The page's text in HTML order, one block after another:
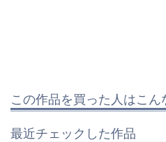
この作品を買った人はこ
最近チェックした作品